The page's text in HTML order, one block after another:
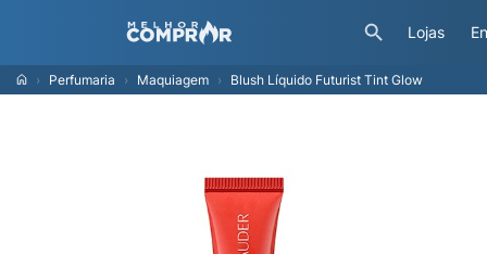
Lojas
Perfumaria Maquiagem Blush Líquido Futurist Tint Glow